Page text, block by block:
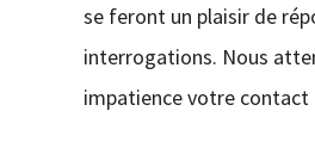
se feront un plaisir de
interrogations. Nous
impatience votre contact